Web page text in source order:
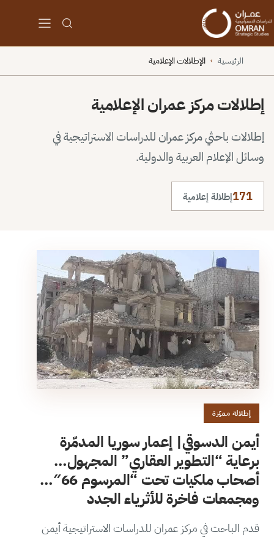
الرئيسية › الإطلالات الإعلامية
إطلالات مركز عمران الإعلامية
إطلالات باحثي مركز عمران للدراسات الاستراتيجية في
وسائل الإعلام العربية والدولية.
171إطلالة إعلامية
إطلالة مميّزة
أيمن الدسوقي| إعمار سوريا المدمّرة
برعاية “التطوير العقاري” المجهول…
أصحاب ملكيات تحت “المرسوم 66″…
ومجمعات فاخرة للأثرياء الجدد
قدم الباحث في مركز عمران للدراسات الاستراتيجية أيمن